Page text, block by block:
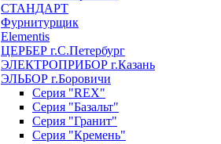
СТАНДАРТ
Фурнитурщик
Elementis
ЦЕРБЕР г.С.Петербург
ЭЛЕКТРОПРИБОР г.Казань
ЭЛЬБОР г.Боровичи
Серия "REX"
Серия "Базальт"
Серия "Гранит"
Серия "Кремень"